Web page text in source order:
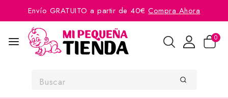
Envío GRATUITO a partir de 40€Compra Ahora
0